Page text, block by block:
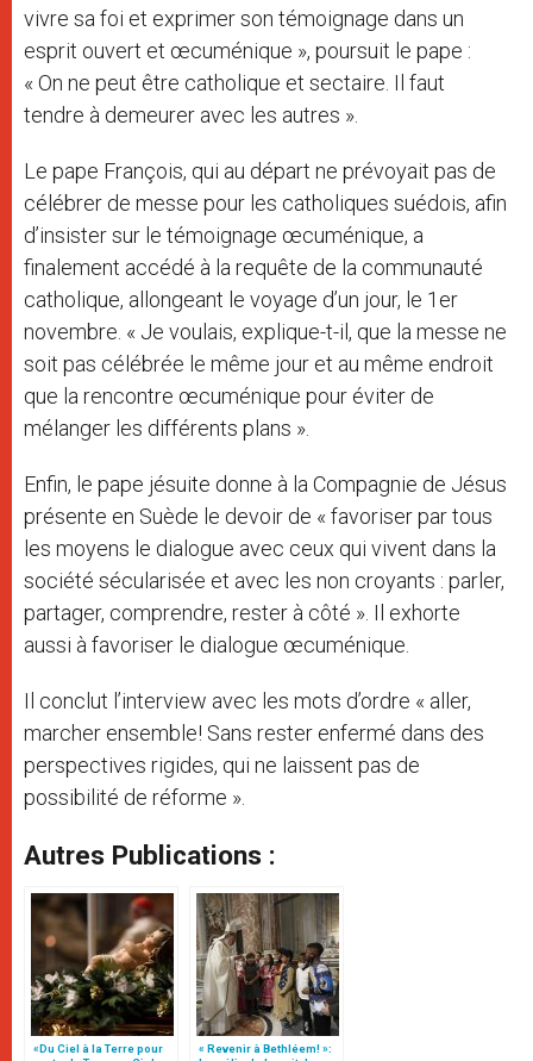
vivre sa foi et exprimer son témoignage dans un
esprit ouvert et œcuménique », poursuit le pape :
« On ne peut être catholique et sectaire. Il faut
tendre à demeurer avec les autres ».
Le pape François, qui au départ ne prévoyait pas de
célébrer de messe pour les catholiques suédois, afin
d’insister sur le témoignage œcuménique, a
finalement accédé à la requête de la communauté
catholique, allongeant le voyage d’un jour, le 1er
novembre. « Je voulais, explique-t-il, que la messe ne
soit pas célébrée le même jour et au même endroit
que la rencontre œcuménique pour éviter de
mélanger les différents plans ».
Enfin, le pape jésuite donne à la Compagnie de Jésus
présente en Suède le devoir de « favoriser par tous
les moyens le dialogue avec ceux qui vivent dans la
société sécularisée et avec les non croyants : parler,
partager, comprendre, rester à côté ». Il exhorte
aussi à favoriser le dialogue œcuménique.
Il conclut l’interview avec les mots d’ordre « aller,
marcher ensemble! Sans rester enfermé dans des
perspectives rigides, qui ne laissent pas de
possibilité de réforme ».
Autres Publications :
«Du Ciel à la Terre pour
« Revenir à Bethléem! »: